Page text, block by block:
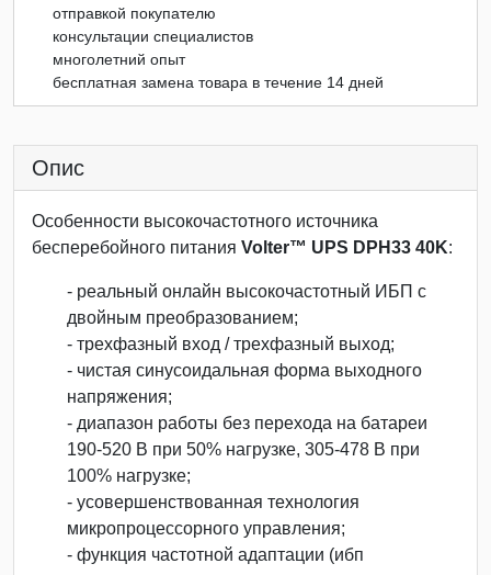
отправкой покупателю
консультации специалистов
многолетний опыт
бесплатная замена товара в течение 14 дней
Опис
Особенности высокочастотного источника
бесперебойного питания Volter™ UPS DPH33 40K:
- реальный онлайн высокочастотный ИБП с
двойным преобразованием;
- трехфазный вход / трехфазный выход;
- чистая синусоидальная форма выходного
напряжения;
- диапазон работы без перехода на батареи
190-520 В при 50% нагрузке, 305-478 В при
100% нагрузке;
- усовершенствованная технология
микропроцессорного управления;
- функция частотной адаптации (ибп